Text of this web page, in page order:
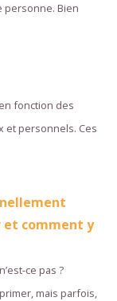
personne. Bien
fonction des
et personnels. Ces
et comment y
ce pas ?
mais parfois,